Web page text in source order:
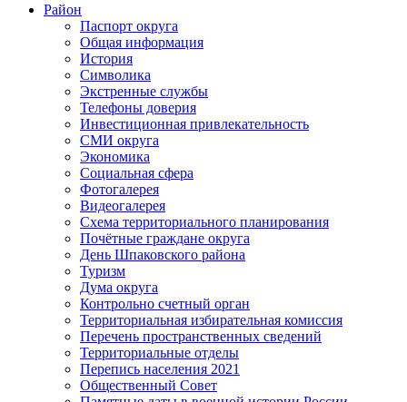
Район
Паспорт округа
Общая информация
История
Символика
Экстренные службы
Телефоны доверия
Инвестиционная привлекательность
СМИ округа
Экономика
Социальная сфера
Фотогалерея
Видеогалерея
Схема территориального планирования
Почётные граждане округа
День Шпаковского района
Туризм
Дума округа
Контрольно счетный орган
Территориальная избирательная комиссия
Перечень пространственных сведений
Территориальные отделы
Перепись населения 2021
Общественный Совет